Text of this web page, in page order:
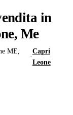
in
Me
ME,
·
Capri
Leone